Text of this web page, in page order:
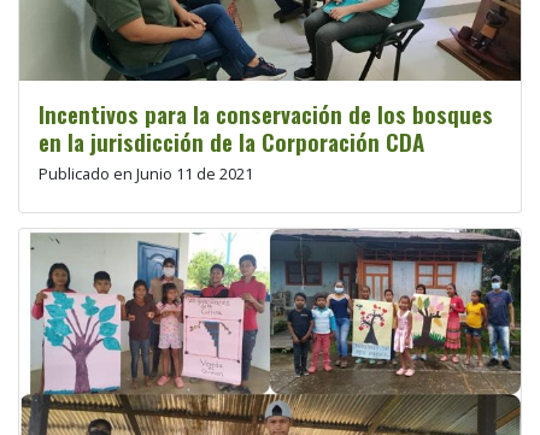
Incentivos para la conservación de los bosques
en la jurisdicción de la Corporación CDA
Publicado en Junio 11 de 2021